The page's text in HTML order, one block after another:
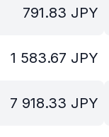
791.83 JPY
1 583.67 JPY
7 918.33 JPY